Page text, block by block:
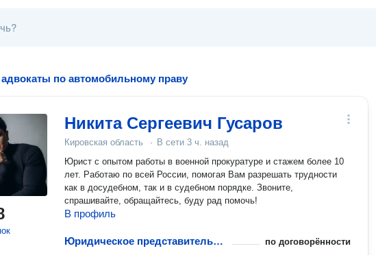
по автомобильному праву
Никита Сергеевич Гусаров
Кировская область · В сети 3 ч. назад
Юрист с опытом работы в военной прокуратуре и стажем более 10
лет. Работаю по всей России, помогая Вам разрешать трудности
как в досудебном, так и в судебном порядке. Звоните,
спрашивайте, обращайтесь, буду рад помочь!
В профиль
Юридическое представительство в ГИБДД по договорённости